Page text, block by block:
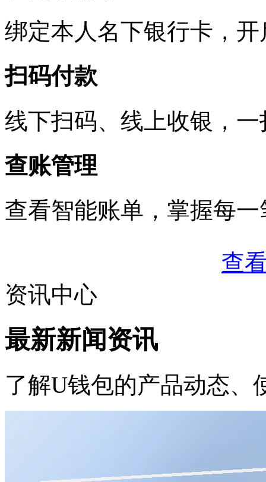
绑定本人名下银行卡，
扫码付款
线下扫码、线上收银，
查账管理
查看智能账单，掌握每
查
资讯中心
最新新闻资讯
了解U钱包的产品动态